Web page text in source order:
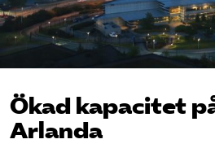
Kontakt
Mina sidor (almega.se)
Bli medlem
Ökad kapacitet
Arlanda